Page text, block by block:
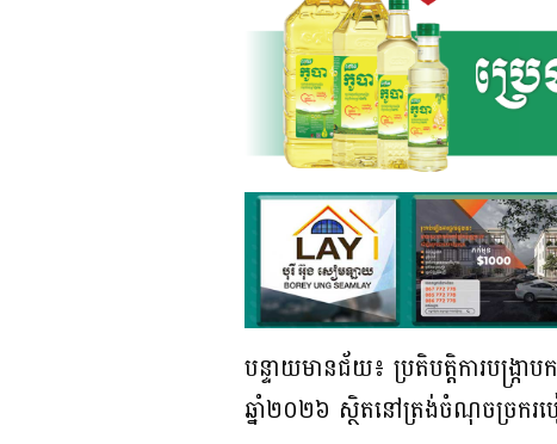
បន្ទាយមានជ័យ៖ ប្រតិបត្តិការបង្ក្
ឆ្នាំ២០២៦ ស្ថិតនៅត្រង់ចំណុចច្រករ